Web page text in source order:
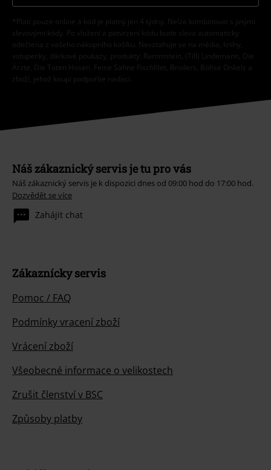
*Platí pouze online a kód je platný jen 4 týdny. Nelze kombinovat s jinými
slevovými kódy. Po vložení a potvrzení kódu bude sleva automaticky
odečtena z vašeho nákupního košíku. Nevztahuje se na média, knihy,
vstupenky, dárkové poukazy, produkty: Rammstein, (Till) Lindemann, Die
Ärzte, Die Toten Hosen, Feine Sahne Fischfilet, Broilers, Böhse Onkelz a
zboží, jehož koupí podpoříte nadaci.
Náš zákaznický servis je tu pro vás
Náš zákaznický servis je k dispozici dnes od 09:00 hod do 17:00 hod.
Dozvědět se více
Zahájit chat
Zákaznícky servis
Pomoc / FAQ
Podmínky vracení zboží
Vrácení zboží
Všeobecné informace o velikostech
Zrušit členství v BSC
Způsoby platby